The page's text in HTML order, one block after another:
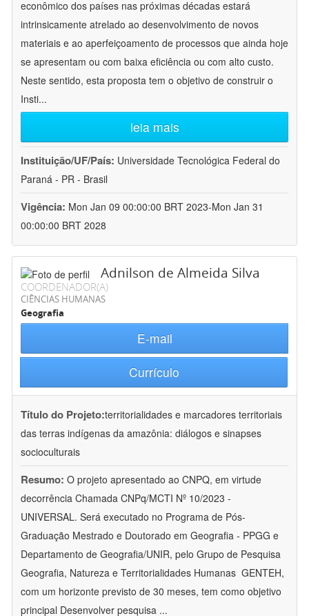
econômico dos países nas próximas décadas estará
intrinsicamente atrelado ao desenvolvimento de novos
materiais e ao aperfeiçoamento de processos que ainda hoje
se apresentam ou com baixa eficiência ou com alto custo.
Neste sentido, esta proposta tem o objetivo de construir o
Insti...
leia mais
Instituição/UF/País: Universidade Tecnológica Federal do
Paraná - PR - Brasil
Vigência: Mon Jan 09 00:00:00 BRT 2023-Mon Jan 31
00:00:00 BRT 2028
Adnilson de Almeida Silva
COORDENADOR(A)
CIÊNCIAS HUMANAS
Geografia
E-mail
Currículo
Título do Projeto:territorialidades e marcadores territoriais
das terras indígenas da amazônia: diálogos e sinapses
socioculturais
Resumo: O projeto apresentado ao CNPQ, em virtude
decorrência Chamada CNPq/MCTI Nº 10/2023 -
UNIVERSAL. Será executado no Programa de Pós-
Graduação Mestrado e Doutorado em Geografia - PPGG e
Departamento de Geografia/UNIR, pelo Grupo de Pesquisa
Geografia, Natureza e Territorialidades Humanas  GENTEH,
com um horizonte previsto de 30 meses, tem como objetivo
principal Desenvolver pesquisa ...